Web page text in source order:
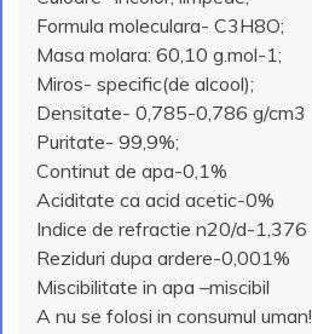
Formula moleculara- C3H8O;
Masa molara: 60,10 g.mol-1;
Miros- specific(de alcool);
Densitate- 0,785-0,786 g/cm3
Puritate- 99,9%;
Continut de apa-0,1%
Aciditate ca acid acetic-0%
Indice de refractie n20/d-1,376
Reziduri dupa ardere-0,001%
Miscibilitate in apa –miscibil
A nu se folosi in consumul uman!